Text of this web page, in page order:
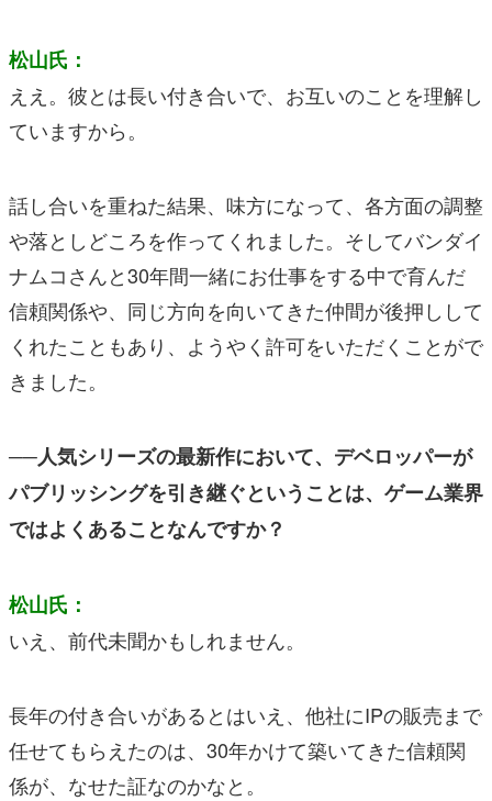
松山氏：
ええ。彼とは長い付き合いで、お互いのことを理解し
ていますから。
話し合いを重ねた結果、味方になって、各方面の調整
や落としどころを作ってくれました。そしてバンダイ
ナムコさんと30年間一緒にお仕事をする中で育んだ
信頼関係や、同じ方向を向いてきた仲間が後押しして
くれたこともあり、ようやく許可をいただくことがで
きました。
──人気シリーズの最新作において、デベロッパーが
パブリッシングを引き継ぐということは、ゲーム業界
ではよくあることなんですか？
松山氏：
いえ、前代未聞かもしれません。
長年の付き合いがあるとはいえ、他社にIPの販売まで
任せてもらえたのは、30年かけて築いてきた信頼関
係が、なせた証なのかなと。